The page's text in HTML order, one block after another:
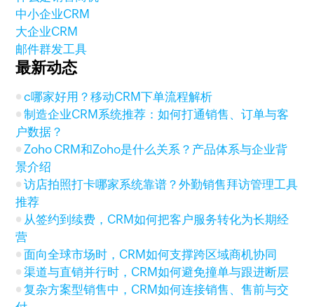
中小企业CRM
大企业CRM
邮件群发工具
最新动态
c哪家好用？移动CRM下单流程解析
制造企业CRM系统推荐：如何打通销售、订单与客
户数据？
Zoho CRM和Zoho是什么关系？产品体系与企业背
景介绍
访店拍照打卡哪家系统靠谱？外勤销售拜访管理工具
推荐
从签约到续费，CRM如何把客户服务转化为长期经
营
面向全球市场时，CRM如何支撑跨区域商机协同
渠道与直销并行时，CRM如何避免撞单与跟进断层
复杂方案型销售中，CRM如何连接销售、售前与交